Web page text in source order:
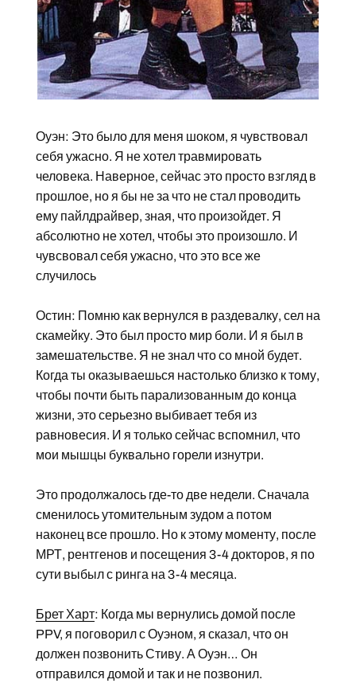
Оуэн: Это было для меня шоком, я чувствовал
себя ужасно. Я не хотел травмировать
человека. Наверное, сейчас это просто взгляд в
прошлое, но я бы не за что не стал проводить
ему пайлдрайвер, зная, что произойдет. Я
абсолютно не хотел, чтобы это произошло. И
чувсвовал себя ужасно, что это все же
случилось
Остин: Помню как вернулся в раздевалку, сел на
скамейку. Это был просто мир боли. И я был в
замешательстве. Я не знал что со мной будет.
Когда ты оказываешься настолько близко к тому,
чтобы почти быть парализованным до конца
жизни, это серьезно выбивает тебя из
равновесия. И я только сейчас вспомнил, что
мои мышцы буквально горели изнутри.
Это продолжалось где-то две недели. Сначала
сменилось утомительным зудом а потом
наконец все прошло. Но к этому моменту, после
МРТ, рентгенов и посещения 3-4 докторов, я по
сути выбыл с ринга на 3-4 месяца.
Брет Харт: Когда мы вернулись домой после
PPV, я поговорил с Оуэном, я сказал, что он
должен позвонить Стиву. А Оуэн… Он
отправился домой и так и не позвонил.